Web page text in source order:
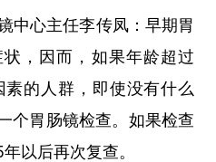
中心主任李传凤： 早期胃
，因而，如果年龄超过
的人群，即使没有什么
个胃肠镜检查。 如果检查
以后再次复查。